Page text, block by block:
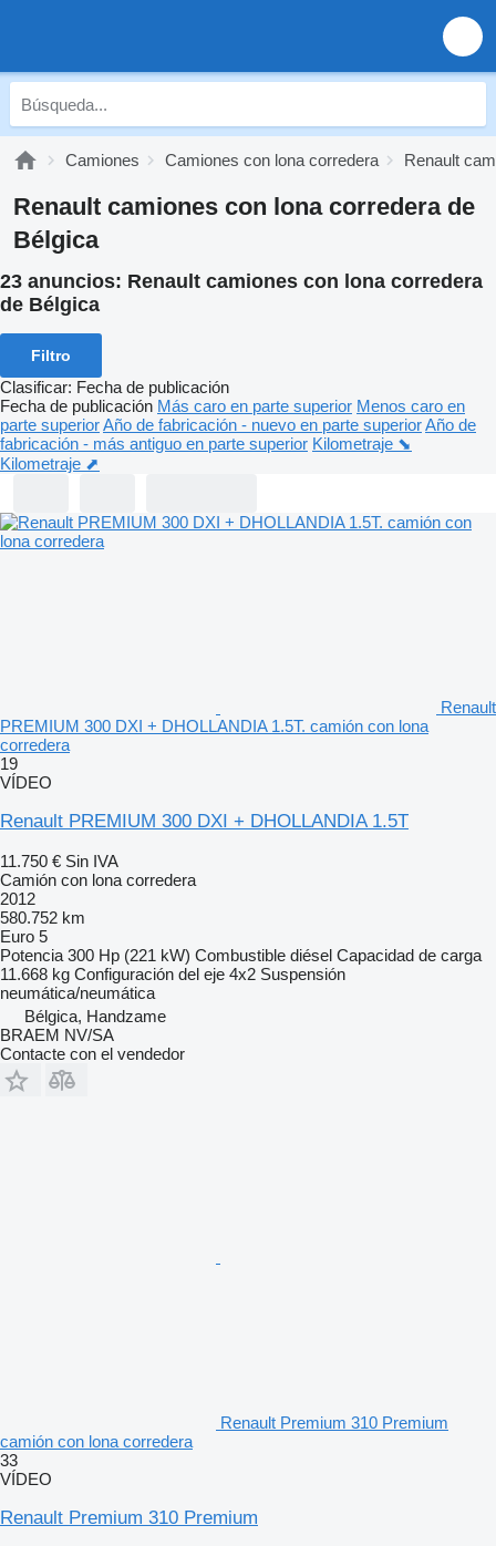
Camiones Camiones con lona corredera Renault
Renault camiones con lona corredera de
Bélgica
23 anuncios: Renault camiones con lona corredera
de Bélgica
Filtro
Clasificar: Fecha de publicación
Fecha de publicación Más caro en parte superior Menos caro en
parte superiorAño de fabricación - nuevo en parte superiorAño de
fabricación - más antiguo en parte superior Kilometraje ⬊
Kilometraje ⬈
Renault
PREMIUM 300 DXI + DHOLLANDIA 1.5T. camión con lona
corredera
19
VÍDEO
Renault PREMIUM 300 DXI + DHOLLANDIA 1.5T
11.750 € Sin IVA
Camión con lona corredera
2012
580.752 km
Euro 5
Potencia 300 Hp (221 kW) Combustible diésel Capacidad de carga
11.668 kg Configuración del eje 4x2 Suspensión
neumática/neumática
Bélgica, Handzame
BRAEM NV/SA
Contacte con el vendedor
Renault Premium 310 Premium
camión con lona corredera
33
VÍDEO
Renault Premium 310 Premium